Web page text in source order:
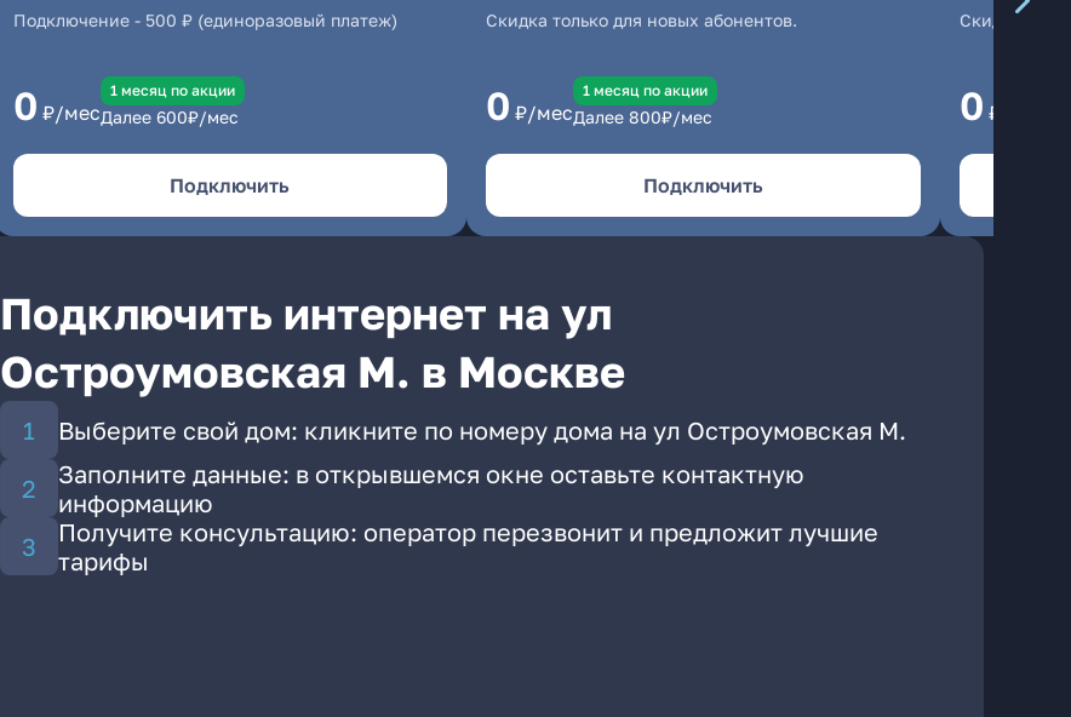
Подключение- 500 ₽ (единоразовый платеж)
0 ₽/мес
1 месяц по акции
Далее 600₽/мес
Подключить
Скидка только для новых абонентов.
0 ₽/мес
1 месяц по акции
Далее 800₽/мес
Подключить
Скидка
0 ₽/мес
Подключить интернет на ул
Остроумовская М. в Москве
Выберите свой дом: кликните по номеру дома на ул Остроумовская М.
Заполните данные: в открывшемся окне оставьте контактную
информацию
Получите консультацию: оператор перезвонит и предложит лучшие
тарифы